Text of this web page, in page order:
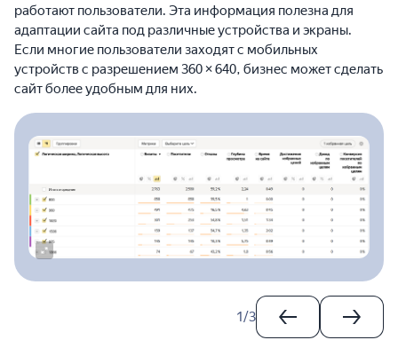
работают пользователи. Эта информация полезна для
адаптации сайта под различные устройства и экраны.
Если многие пользователи заходят с мобильных
устройств с разрешением 360 × 640, бизнес может сделать
сайт более удобным для них.
1/3